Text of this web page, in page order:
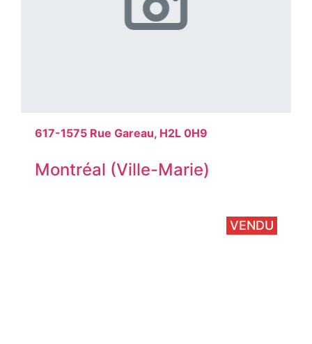
617-1575 Rue Gareau, H2L 0H9
Montréal (Ville-Marie)
VENDU